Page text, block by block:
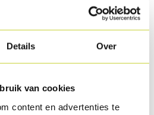
Details Over
van cookies
content en advertenties te